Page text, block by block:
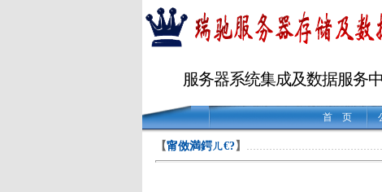
服务器系统集成及数据服务
首 页
【甯傚満鍔ㄦ€?】